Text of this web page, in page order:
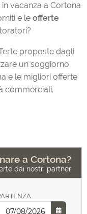
a Cortona
in vacanza a Cortona
e le offerte
proposte dagli
un soggiorno
e le migliori offerte
commerciali.
a Cortona?
dai nostri partner